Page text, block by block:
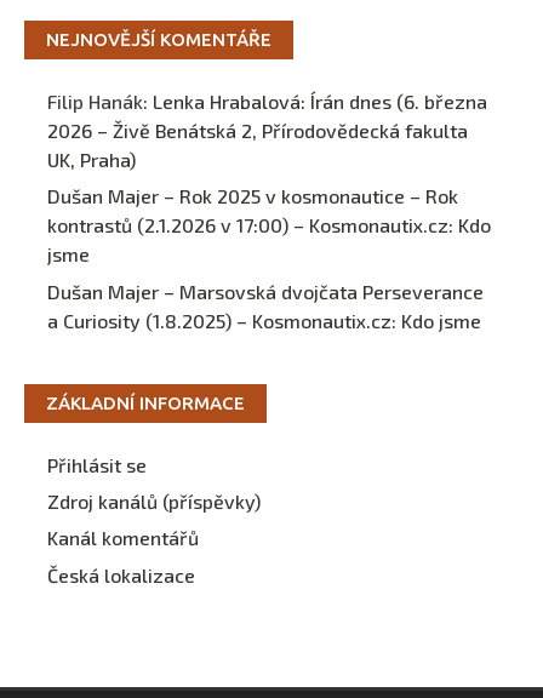
NEJNOVĚJŠÍ KOMENTÁŘE
Filip Hanák: Lenka Hrabalová: Írán dnes (6. března
2026 – Živě Benátská 2, Přírodovědecká fakulta
UK, Praha)
Dušan Majer – Rok 2025 v kosmonautice – Rok
kontrastů (2.1.2026 v 17:00) – Kosmonautix.cz: Kdo
jsme
Dušan Majer – Marsovská dvojčata Perseverance
a Curiosity (1.8.2025) – Kosmonautix.cz: Kdo jsme
ZÁKLADNÍ INFORMACE
Přihlásit se
Zdroj kanálů (příspěvky)
Kanál komentářů
Česká lokalizace